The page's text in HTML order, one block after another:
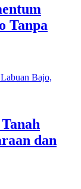
Tanpa
dan